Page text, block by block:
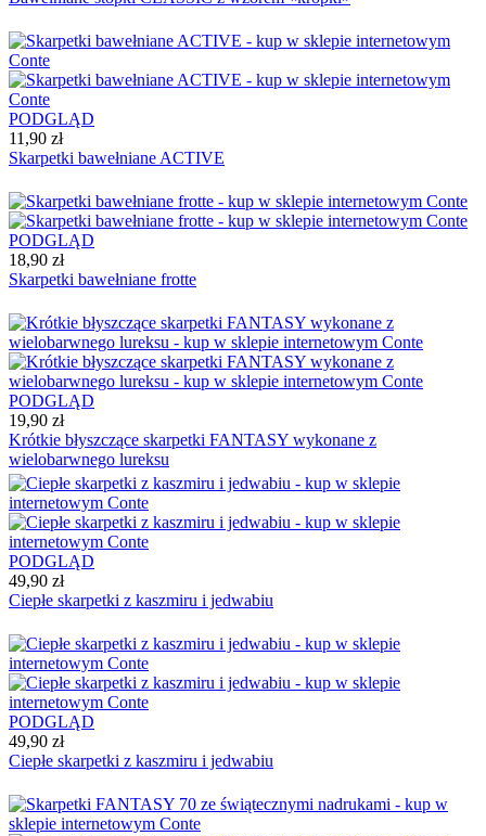
PODGLĄD
11,90 zł
Skarpetki bawełniane ACTIVE
PODGLĄD
18,90 zł
Skarpetki bawełniane frotte
PODGLĄD
19,90 zł
Krótkie błyszczące skarpetki FANTASY wykonane z
wielobarwnego lureksu
PODGLĄD
49,90 zł
Ciepłe skarpetki z kaszmiru i jedwabiu
PODGLĄD
49,90 zł
Ciepłe skarpetki z kaszmiru i jedwabiu